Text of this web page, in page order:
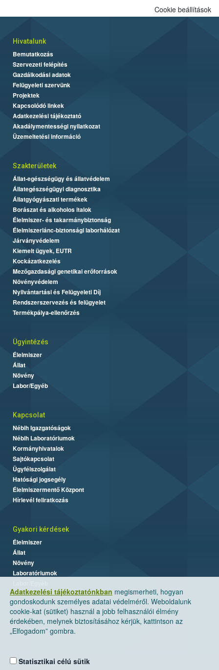
Adatkezelési tájékoztatónkban megismerheti, hogyan
gondoskodunk személyes adatai védelméről. Weboldalunk
cookie-kat (sütiket) használ a jobb felhasználói élmény
érdekében, melynek biztosításához kérjük, kattintson az
„Elfogadom” gombra.
Statisztikai célú sütik
Cookie beállítások
Hivatalunk
Bemutatkozás
Szervezeti felépítés
Gazdálkodási adatok
Felügyeleti szervünk
Projektek
Kapcsolódó linkek
Adatkezelési tájékoztató
Akadálymentességi nyilatkozat
Üzemeltetési információ
Szakterületek
Állat-egészségügy és állatvédelem
Állategészségügyi diagnosztika
Állatgyógyászati termékek
Borászat és alkoholos italok
Élelmiszer- és takarmánybiztonság
Élelmiszerlánc-biztonsági laborhálózat
Járványvédelem
Kiemelt ügyek, EUTR
Kockázatkezelés
Mezőgazdasági genetikai erőforrások
Növényvédelem
Nyilvántartási és Felügyeleti Díj
Rendszerszervezés és felügyelet
Termékpálya-ellenőrzés
Ügyintézés
Élelmiszer
Állat
Növény
Labor/Egyéb
Kapcsolat
Nébih Igazgatóságok
Nébih Laboratóriumok
Kormányhivatalok
Sajtókapcsolat
Ügyfélszolgálat
Hatósági jogsegély
Élelmiszermentő Központ
Hírlevél feliratkozás
Gyakori kérdések
Élelmiszer
Állat
Növény
Laboratóriumok